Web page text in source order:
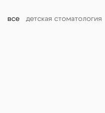
все детская стоматология